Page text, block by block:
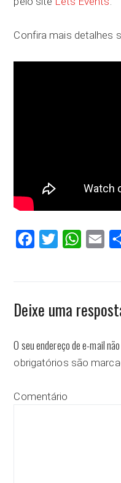
Confira mais detalhes
FacebookTwitter WhatsApp
Deixe uma
O seu endereço de e-mail
obrigatórios são
Comentário